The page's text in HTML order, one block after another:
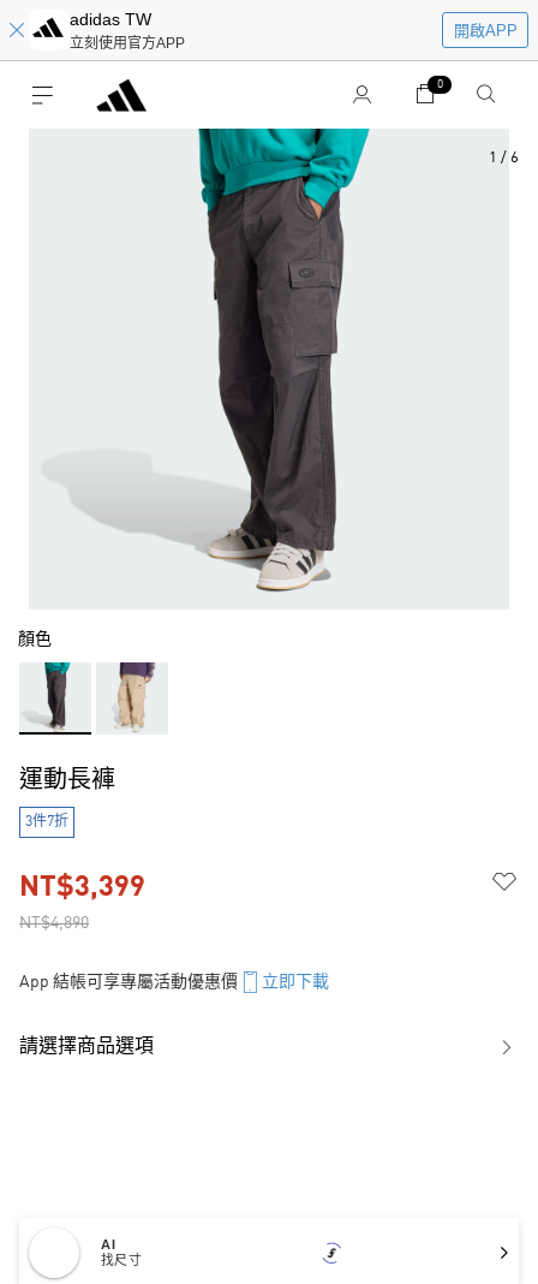
adidas TW
立刻使用官方APP
開啟APP
0
1 / 6
顏色
運動長褲
3件7折
NT$4,890
NT$3,399
App 結帳可享專屬活動優惠價 立即下載
請選擇商品選項
AI
找尺寸